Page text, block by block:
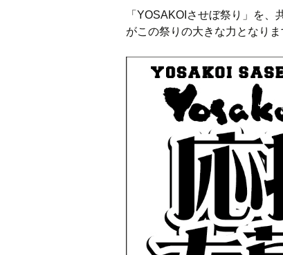
「YOSAKOIさせぼ祭り」を
がこの祭りの大きな力となり